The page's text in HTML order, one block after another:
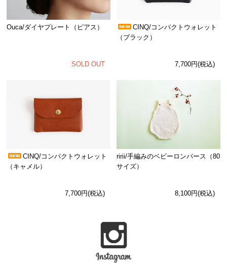
Ouca/ダイヤプレート（ピアス）
SOLD OUT
CINQ/コンパクトウォレット
（ブラック）
7,700円(税込)
CINQ/コンパクトウォレット
（キャメル）
7,700円(税込)
ririi/手編みのベビーロンパース（80
サイズ）
8,100円(税込)